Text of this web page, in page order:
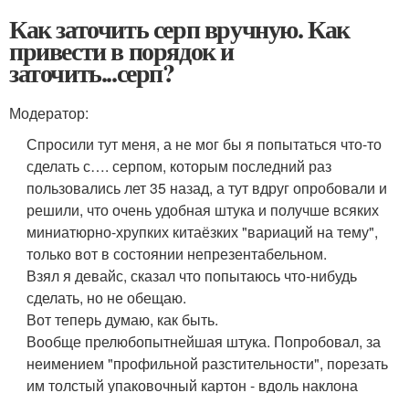
Как заточить серп вручную. Как
привести в порядок и
заточить...серп?
Модератор:
Спросили тут меня, а не мог бы я попытаться что-то
сделать с…. серпом, которым последний раз
пользовались лет 35 назад, а тут вдруг опробовали и
решили, что очень удобная штука и получше всяких
миниатюрно-хрупких китаёзких "вариаций на тему",
только вот в состоянии непрезентабельном.
Взял я девайс, сказал что попытаюсь что-нибудь
сделать, но не обещаю.
Вот теперь думаю, как быть.
Вообще прелюбопытнейшая штука. Попробовал, за
неимением "профильной разстительности", порезать
им толстый упаковочный картон - вдоль наклона